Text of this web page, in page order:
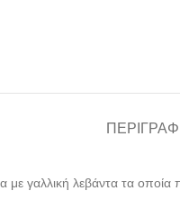
με γαλλική λεβάντα τα